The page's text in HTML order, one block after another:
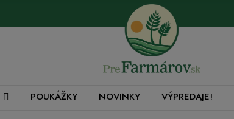
POUKÁŽKY NOVINKY VÝPREDAJE!